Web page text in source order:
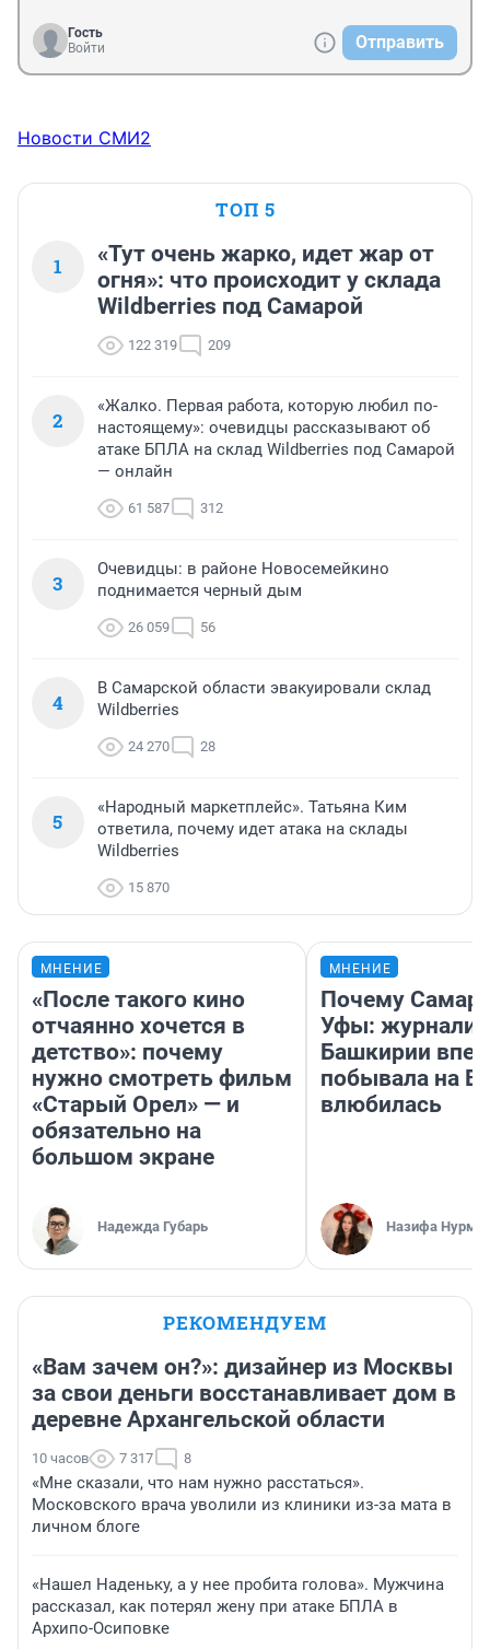
Гость
Войти
Отправить
Новости СМИ2
ТОП 5
1
«Тут очень жарко, идет жар от
огня»: что происходит у склада
Wildberries под Самарой
122 319 209
2
«Жалко. Первая работа, которую любил по-
настоящему»: очевидцы рассказывают об
атаке БПЛА на склад Wildberries под Самарой
— онлайн
61 587 312
3
Очевидцы: в районе Новосемейкино
поднимается черный дым
26 059 56
4
В Самарской области эвакуировали склад
Wildberries
24 270 28
5
«Народный маркетплейс». Татьяна Ким
ответила, почему идет атака на склады
Wildberries
15 870
МНЕНИЕ
«После такого кино
отчаянно хочется в
детство»: почему
нужно смотреть фильм
«Старый Орел» — и
обязательно на
большом экране
Надежда Губарь
МНЕНИЕ
Почему
Уфы:
Башкирии
побывала на
влюбилась
Назифа
РЕКОМЕНДУЕМ
«Вам зачем он?»: дизайнер из Москвы
за свои деньги восстанавливает дом в
деревне Архангельской области
10 часов 7 317 8
«Мне сказали, что нам нужно расстаться».
Московского врача уволили из клиники из-за мата в
личном блоге
«Нашел Наденьку, а у нее пробита голова». Мужчина
рассказал, как потерял жену при атаке БПЛА в
Архипо-Осиповке